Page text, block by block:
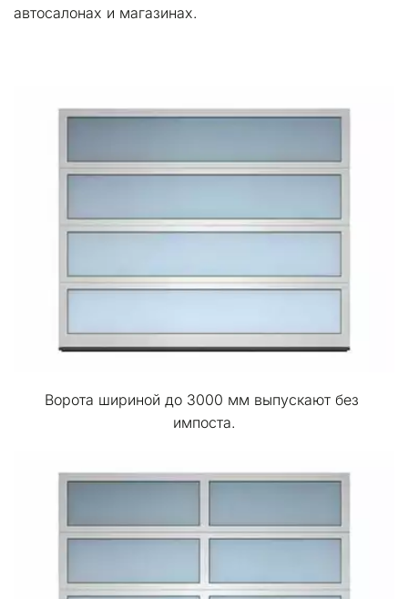
автосалонах и магазинах.
Ворота шириной до 3000 мм выпускают без
импоста.